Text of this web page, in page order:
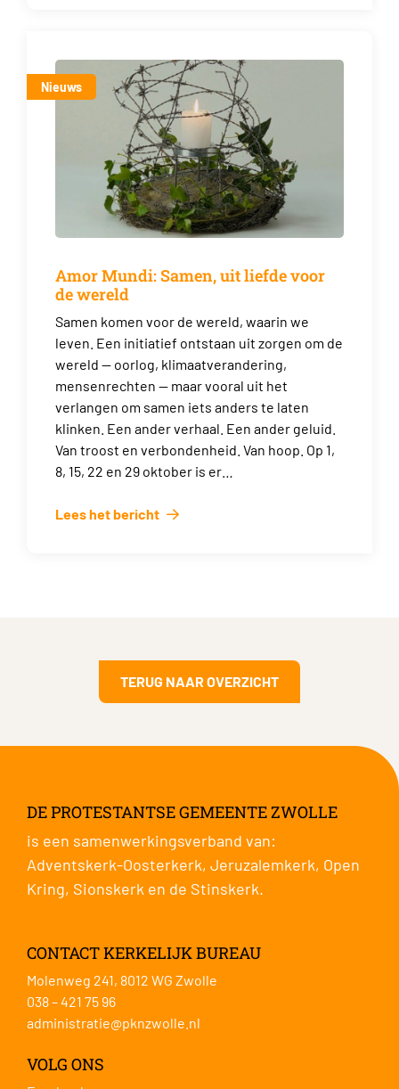
Nieuws
Amor Mundi: Samen, uit liefde voor
de wereld
Samen komen voor de wereld, waarin we
leven. Een initiatief ontstaan uit zorgen om de
wereld — oorlog, klimaatverandering,
mensenrechten — maar vooral uit het
verlangen om samen iets anders te laten
klinken. Een ander verhaal. Een ander geluid.
Van troost en verbondenheid. Van hoop. Op 1,
8, 15, 22 en 29 oktober is er…
Lees het bericht
TERUG NAAR OVERZICHT
DE PROTESTANTSE GEMEENTE ZWOLLE
is een samenwerkingsverband van:
Adventskerk-Oosterkerk, Jeruzalemkerk, Open
Kring, Sionskerk en de Stinskerk.
CONTACT KERKELIJK BUREAU
Molenweg 241, 8012 WG Zwolle
038 – 421 75 96
administratie@pknzwolle.nl
VOLG ONS